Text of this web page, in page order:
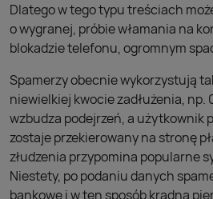
Dlatego w tego typu treściach
o wygranej, próbie włamania na
blokadzie telefonu, ogromnym
Spamerzy obecnie wykorzystują
niewielkiej kwocie zadłużenia, np.
wzbudza podejrzeń, a użytkownik
zostaje przekierowany na stronę
złudzenia przypomina popularne
Niestety, po podaniu danych
bankowe i w ten sposób kradną